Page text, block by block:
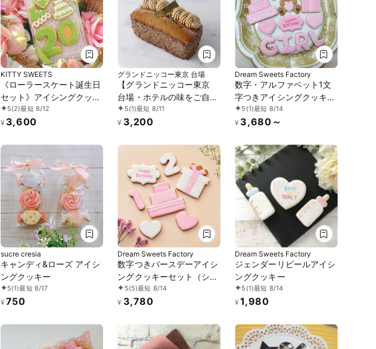
KITTY SWEETS
《ローラースケート誕生日
セット》アイシングクッキ
ー5(2)最短 8/12
¥ 3,600
グランドニッコー東京 台場
【グランドニッコー東京
台場・ホテルの味をご自宅
で】ガトーマロン
5(1)最短 8/11
¥ 3,200
Dream Sweets Factory
数字・アルファベット1文
字つきアイシングクッキー
セット（女の子用くまさ
ん）
5 (1)最短 8/14
¥ 3,680～
sucre cresia
キャンディ&ローズ アイシ
ングクッキー
5(1)最短 8/17
¥ 750
Dream Sweets Factory
数字つきバースデーアイシ
ングクッキーセット（シン
プルバージョン）
5(5)最短 8/14
¥ 3,780
Dream Sweets Factory
ジェンダーリビールアイシ
ングクッキー
5 (1)最短 8/14
¥ 1,980